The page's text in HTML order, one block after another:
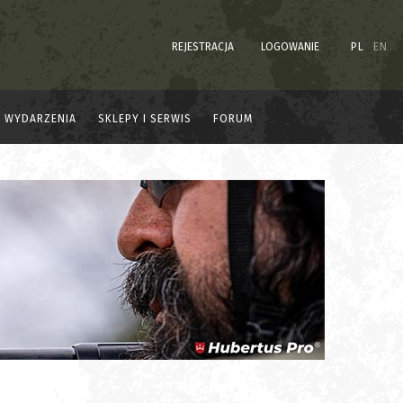
REJESTRACJA LOGOWANIE PL EN
WYDARZENIA SKLEPY I SERWIS FORUM